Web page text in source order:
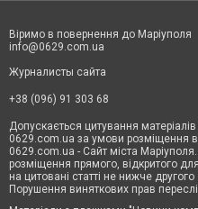
Віримо в повернення до Маріуполя
info@0629.com.ua
Журналисты сайта
+38 (096) 91 303 68
Допускається цитування
0629.com.ua за умови розміщення
0629.com.ua - Сайт міста
розміщення прямого, відкритого
на цитовані статті не нижче
Порушення виняткових прав